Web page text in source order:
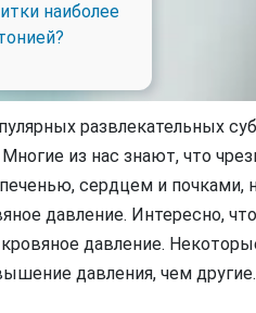
наиболее
развлекательных
из нас знают, что
сердцем и почками,
давление. Интересно,
давление.
давления, чем другие.